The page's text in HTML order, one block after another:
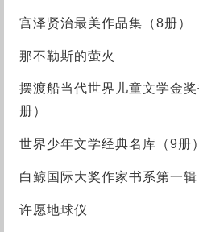
宫泽贤治最美作品集（8册）
那不勒斯的萤火
摆渡船当代世界儿童文学金
册）
世界少年文学经典名库（9册）
白鲸国际大奖作家书系第一辑
许愿地球仪